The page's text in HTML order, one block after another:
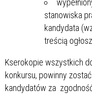
stanowiska
kandydata
treścią
Kserokopie wszystkich
konkursu, powinny
kandydatów za